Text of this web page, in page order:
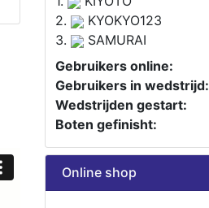
2.
KYOKYO123
3.
SAMURAI
Gebruikers online:
Gebruikers in wedstrijd:
Wedstrijden gestart:
Boten gefinisht:
Online shop